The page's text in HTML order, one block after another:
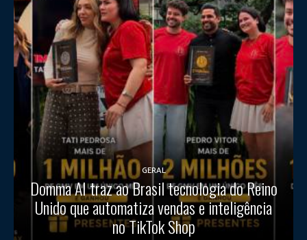
GERAL
Domma AI traz ao Brasil tecnologia do Reino
Unido que automatiza vendas e inteligência
no TikTok Shop